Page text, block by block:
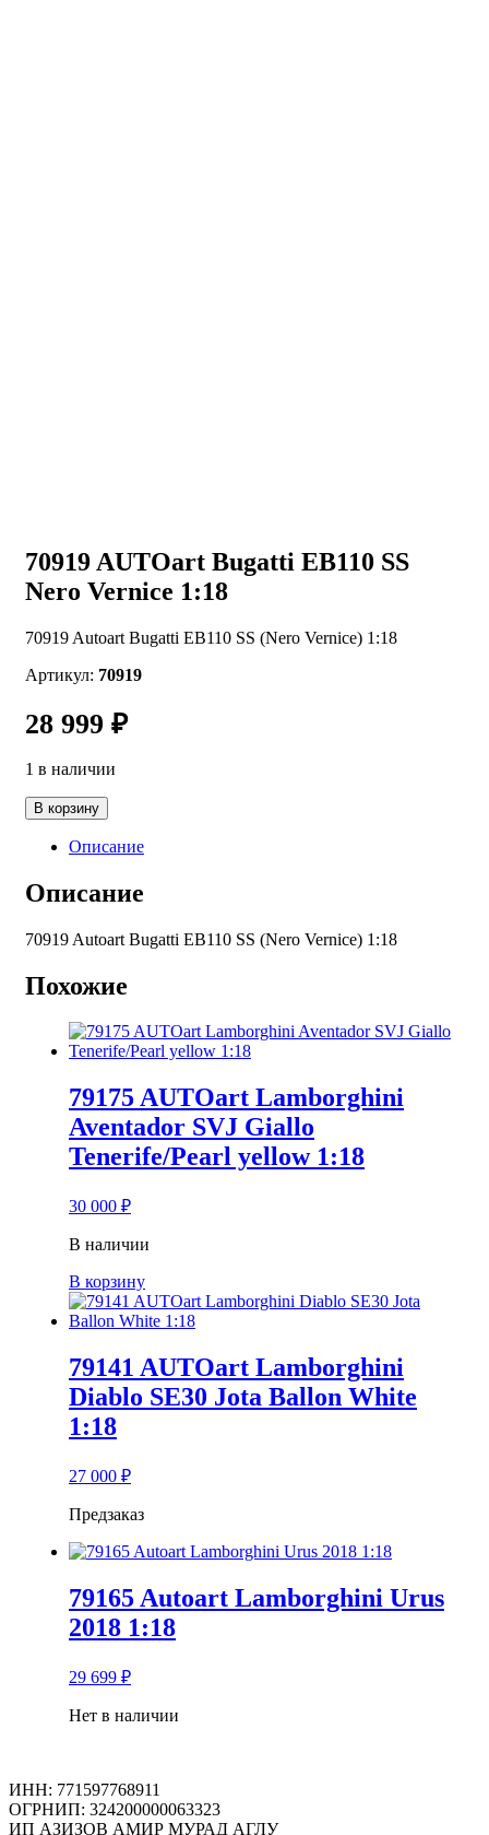
70919 AUTOart Bugatti EB110 SS
Nero Vernice 1:18
70919 Autoart Bugatti EB110 SS (Nero Vernice) 1:18
Артикул: 70919
28 999 ₽
1 в наличии
Количество
товара
70919
Bugatti
EB110
Nero
1:18
В корзину
Описание
Описание
70919 Autoart Bugatti EB110 SS (Nero Vernice) 1:18
Похожие
79175 AUTOart Lamborghini
Aventador SVJ Giallo
Tenerife/Pearl yellow 1:18
30 000 ₽
В наличии
В корзину
79141 AUTOart Lamborghini
Diablo SE30 Jota Ballon White
1:18
27 000 ₽
Предзаказ
79165 Autoart Lamborghini Urus
2018 1:18
29 699 ₽
Нет в наличии
ИНН: 771597768911
ОГРНИП: 324200000063323
ИП АЗИЗОВ АМИР МУРАД АГЛУ